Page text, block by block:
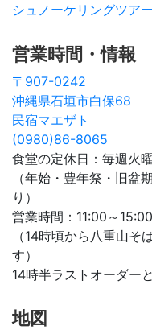
シュノーケリングツア
営業時間・情報
〒907-0242
沖縄県石垣市白保68
民宿マエザト
(0980)86-8065
食堂の定休日：毎週火
（年始・豊年祭・旧盆
り）
営業時間：11:00～
（14時頃から八重山そ
す）
14時半ラストオーダー
地図